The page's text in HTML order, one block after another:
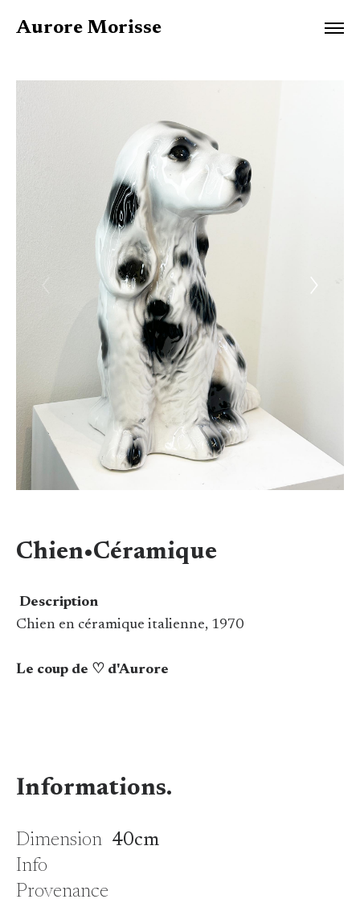
Aurore Morisse
Chien•Céramique
Description
Chien en céramique italienne, 1970
Le coup de ♡ d'Aurore
Informations.
Dimension40cm
Info
Provenance